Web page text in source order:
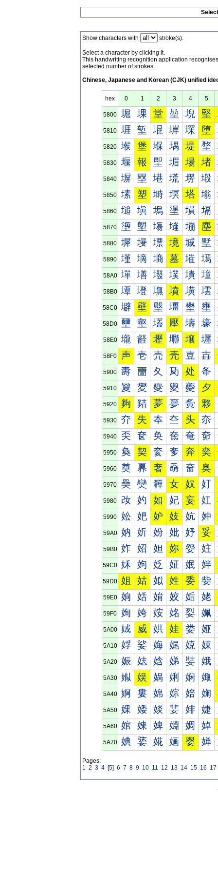
Show characters with stroke(s).
Select a character by clicking it.
This handwriting recognition application
selected number of strokes.
Chinese, Japanese and Korean (CJK) unified
hex 0 1 2 3 4 5
5800 堀 堁 堂 堃 堄 堅
5810 堐 堑 堒 堓 堔 堕
5820 堠 堡 堢 堣 堤 堥
5830 堰 報 堲 堳 場 堵
5840 塀 塁 塂 塃 塄 塅
5850 塐 塑 塒 塓 塔 塕
5860 塠 塡 塢 塣 塤 塥
5870 塰 塱 塲 塳 塴 塵
5880 墀 墁 墂 境 墄 墅
5890 墐 墑 墒 墓 墔 墕
58A0 墠 墡 墢 墣 墤 墥
58B0 墰 墱 墲 墳 墴 墵
58C0 壀 壁 壂 壃 壄 壅
58D0 壐 壑 壒 壓 壔 壕
58E0 壠 壡 壢 壣 壤 壥
58F0 声 壱 売 壳 壴 壵
5900 夀 夁 夂 夃 处 夅
5910 夐 夑 夒 夓 夔 夕
5920 夠 夡 夢 夣 夤 夥
5930 夰 失 夲 夳 头 夵
5940 奀 奁 奂 奃 奄 奅
5950 奐 契 奒 奓 奔 奕
5960 奠 奡 奢 奣 奤 奥
5970 奰 奱 奲 女 奴 奵
5980 妀 妁 如 妃 妄 妅
5990 妐 妑 妒 妓 妔 妕
59A0 妠 妡 妢 妣 妤 妥
59B0 妰 妱 妲 妳 妴 妵
59C0 姀 姁 姂 姃 姄 姅
59D0 姐 姑 姒 姓 委 姕
59E0 姠 姡 姢 姣 姤 姥
59F0 姰 姱 姲 姳 姴 姵
5A00 娀 威 娂 娃 娄 娅
5A10 娐 娑 娒 娓 娔 娕
5A20 娠 娡 娢 娣 娤 娥
5A30 娰 娱 娲 娳 娴 娵
5A40 婀 婁 婂 婃 婄 婅
5A50 婐 婑 婒 婓 婔 婕
5A60 婠 婡 婢 婣 婤 婥
5A70 婰 婱 婲 婳 婴 婵
Pages:
1 2 3 4 [5] 6 7 8 9 10 11 12 13 14 15 16 17